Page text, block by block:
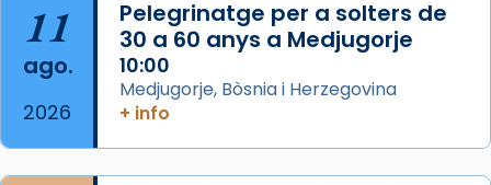
partir de l’Edat Mitjana sorgeix la tradició
que les santes Juliana (“relatiu a Júlia”) i
Semproniana (“relatiu a Semprònia =
eterna”) són deixebles seves. I l’any 1667, el
frare Joan Gaspar Roig, afirma en una obra
que les santes són filles de l’antiga Iluro.
Mataró en reivindicarà les relíq
11
ago.
2026
Pelegrinatge per a solters de
30 a 60 anys a Medjugorje
10:00
Medjugorje, Bòsnia i Herzegovina
+ info